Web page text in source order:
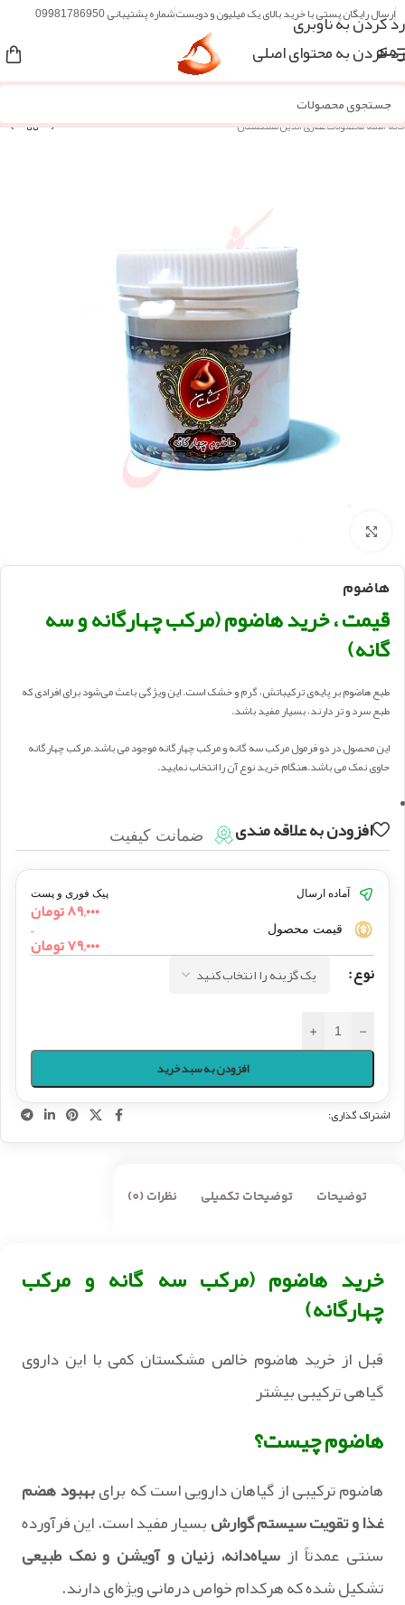
رد کردن به ناوبری
رد کردن به محتوای اصلی
ارسال رایگان پستی با خرید بالای یک میلیون و دویستشماره پشتیبانی 09981786950
منو
خانه/همه محصولات عطاری آنلاین مُشکستان
هاضوم
قیمت ، خرید هاضوم (مرکب چهارگانه و سه
گانه)
طبع هاضوم بر پایه‌ی ترکیباتش، گرم و خشک است. این ویژگی باعث می‌شود برای افرادی که
طبع سرد و تر دارند، بسیار مفید باشد.
این محصول در دو فرمول مرکب سه گانه و مرکب چهارگانه موجود می باشد.مرکب چهارگانه
حاوی نمک می باشد.هنگام خرید نوع آن را انتخاب نمایید.
افزودن به علاقه مندی ضمانت کیفیت
آماده ارسال پیک فوری و پست
قیمت محصول
۸۹,۰۰۰تومان
–
۷۹,۰۰۰تومان
نوع
-
+
افزودن به سبد خرید
اشتراک گذاری:
توضیحات توضیحات تکمیلی نظرات (0)
خرید هاضوم (مرکب سه گانه و مرکب
چهارگانه)
قبل از خرید هاضوم خالص مشکستان کمی با این داروی
گیاهی ترکیبی بیشتر
هاضوم چیست؟
هاضوم ترکیبی از گیاهان دارویی است که برایبهبود هضم
غذا و تقویت سیستم گوارشبسیار مفید است. این فرآورده
سنتی عمدتاً از سیاه‌دانه، زنیان و آویشن و نمک طبیعی
تشکیل شده که هرکدام خواص درمانی ویژه‌ای دارند.